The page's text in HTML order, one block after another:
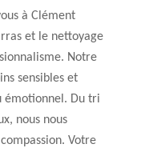
à Clément
et le nettoyage
Notre
sensibles et
émotionnel. Du tri
nous nous
Votre